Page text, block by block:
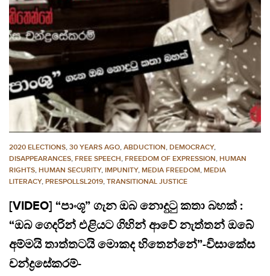
2020 ELECTIONS, 30 YEARS AGO, ABDUCTION, DEMOCRACY,
DISAPPEARANCES, FREE SPEECH, FREEDOM OF EXPRESSION, HUMAN
RIGHTS, HUMAN SECURITY, IMPUNITY, MEDIA FREEDOM, MEDIA
LITERACY, PRESPOLLSL2019, TRANSITIONAL JUSTICE
[VIDEO] “පාංශූ” ගැන ඔබ නොදුටු කතා බහක් :
“ඔබ ගෙදරින් එළියට ගිහින් ආවේ නැත්තන් ඔබේ
අම්මයි තාත්තටයි මොකද හිතෙන්නේ”-විසාකේස
චන්ද්‍රසේකරම්-